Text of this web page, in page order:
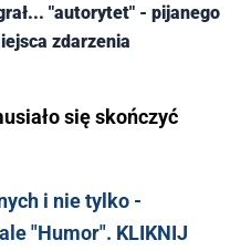
"autorytet" - pijanego
zdarzenia
się skończyć
i nie tylko -
"Humor". KLIKNIJ